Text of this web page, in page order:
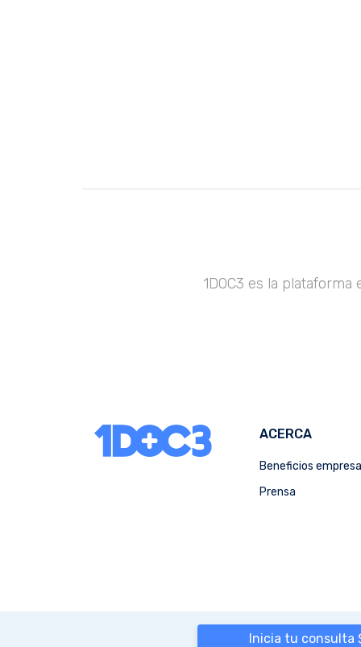
1DOC3 es la
Inicia tu consulta
ACERCA
Beneficios
Prensa